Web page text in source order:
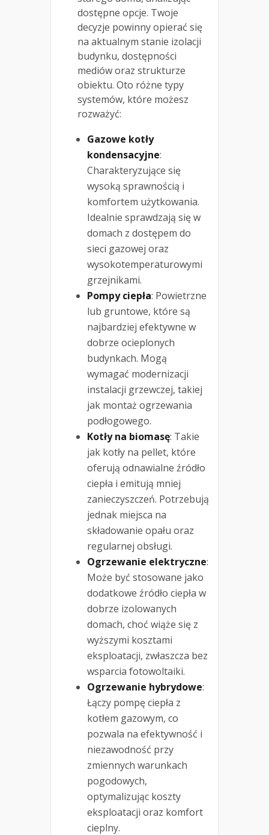
dostępne opcje. Twoje
decyzje powinny opierać się
na aktualnym stanie izolacji
budynku, dostępności
mediów oraz strukturze
obiektu. Oto różne typy
systemów, które możesz
rozważyć:
Gazowe kotły
kondensacyjne:
Charakteryzujące się
wysoką sprawnością i
komfortem użytkowania.
Idealnie sprawdzają się w
domach z dostępem do
sieci gazowej oraz
wysokotemperaturowymi
grzejnikami.
Pompy ciepła: Powietrzne
lub gruntowe, które są
najbardziej efektywne w
dobrze ocieplonych
budynkach. Mogą
wymagać modernizacji
instalacji grzewczej, takiej
jak montaż ogrzewania
podłogowego.
Kotły na biomasę: Takie
jak kotły na pellet, które
oferują odnawialne źródło
ciepła i emitują mniej
zanieczyszczeń. Potrzebują
jednak miejsca na
składowanie opału oraz
regularnej obsługi.
Ogrzewanie elektryczne:
Może być stosowane jako
dodatkowe źródło ciepła w
dobrze izolowanych
domach, choć wiąże się z
wyższymi kosztami
eksploatacji, zwłaszcza bez
wsparcia fotowoltaiki.
Ogrzewanie hybrydowe:
Łączy pompę ciepła z
kotłem gazowym, co
pozwala na efektywność i
niezawodność przy
zmiennych warunkach
pogodowych,
optymalizując koszty
eksploatacji oraz komfort
cieplny.